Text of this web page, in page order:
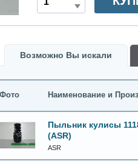
Возможно Вы искали
Фото Наименование и
Пыльник кулисы
(ASR)
ASR